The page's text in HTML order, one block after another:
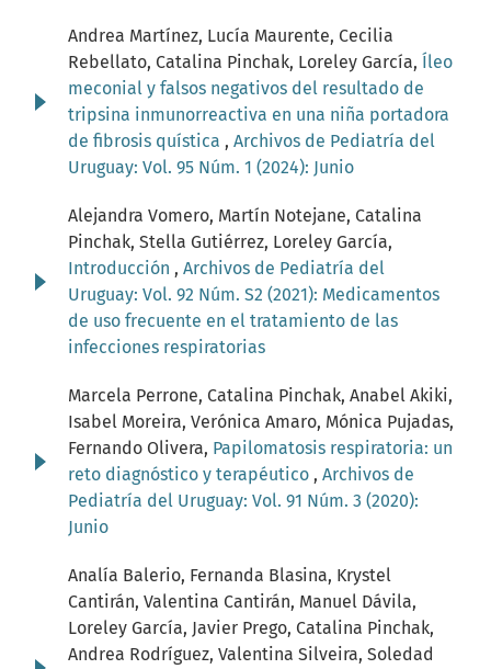
Andrea Martínez, Lucía Maurente, Cecilia
Rebellato, Catalina Pinchak, Loreley García, Íleo
meconial y falsos negativos del resultado de
tripsina inmunorreactiva en una niña portadora
de fibrosis quística , Archivos de Pediatría del
Uruguay: Vol. 95 Núm. 1 (2024): Junio
Alejandra Vomero, Martín Notejane, Catalina
Pinchak, Stella Gutiérrez, Loreley García,
Introducción , Archivos de Pediatría del
Uruguay: Vol. 92 Núm. S2 (2021): Medicamentos
de uso frecuente en el tratamiento de las
infecciones respiratorias
Marcela Perrone, Catalina Pinchak, Anabel Akiki,
Isabel Moreira, Verónica Amaro, Mónica Pujadas,
Fernando Olivera, Papilomatosis respiratoria: un
reto diagnóstico y terapéutico , Archivos de
Pediatría del Uruguay: Vol. 91 Núm. 3 (2020):
Junio
Analía Balerio, Fernanda Blasina, Krystel
Cantirán, Valentina Cantirán, Manuel Dávila,
Loreley García, Javier Prego, Catalina Pinchak,
Andrea Rodríguez, Valentina Silveira, Soledad